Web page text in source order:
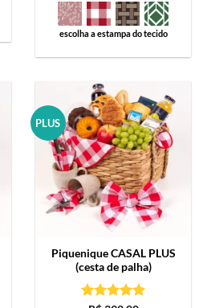
escolha a estampa do tecido
PLUS
PiqueniqueCASAL PLUS
(cesta de palha)